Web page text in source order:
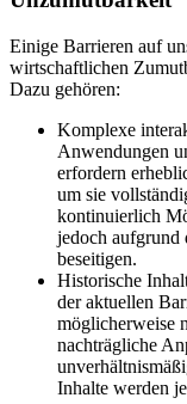
Einige Barrieren auf
wirtschaftlichen
Dazu gehören:
Komplexe
Anwendungen
erfordern
um sie
kontinuierlich
jedoch aufgrund
beseitigen.
Historische
der aktuellen
möglicherweise
nachträgliche
Inhalte werden